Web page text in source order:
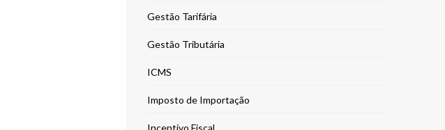
Gestão Tarifária
Gestão Tributária
ICMS
Imposto de Importação
Incentivo Fiscal